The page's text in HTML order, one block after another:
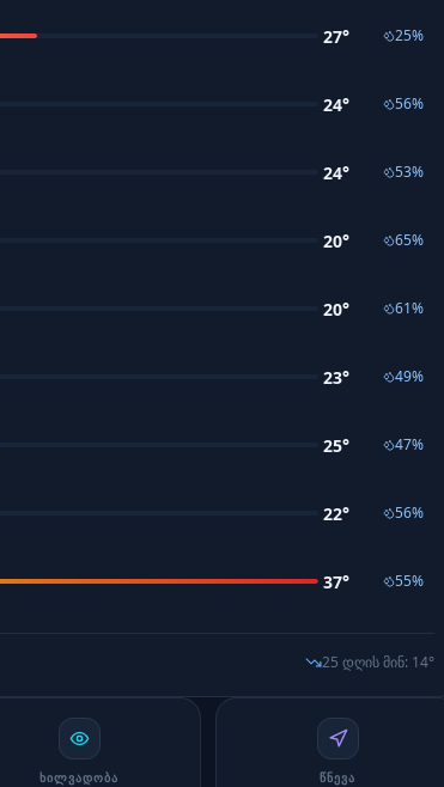
27° 25%
24° 56%
24° 53%
20° 65%
20° 61%
23° 49%
25° 47%
22° 56%
37° 55%
25 დღის მინ: 14°
ᲮᲘᲚᲕᲐᲓᲝᲑᲐ ᲬᲜᲔᲕᲐ